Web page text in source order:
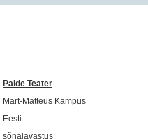
Paide Teater
Mart-Matteus Kampus
Eesti
sõnalavastus